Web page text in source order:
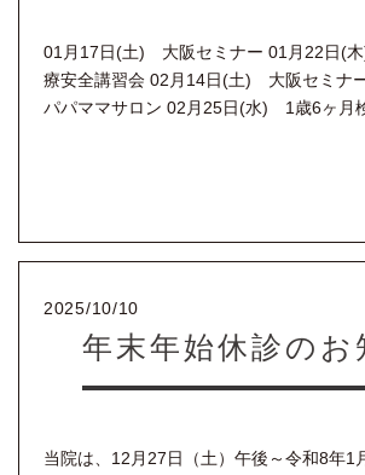
01月17日(土) 大阪セミナー 01月22日(
療安全講習会 02月14日(土) 大阪セミナ
パパママサロン 02月25日(水) 1歳6ヶ月
2025/10/10
年末年始休診のお
当院は、12月27日（土）午後～令和8年1